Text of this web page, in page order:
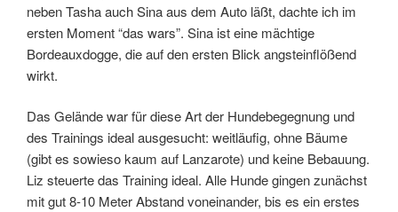
neben Tasha auch Sina aus dem Auto läßt, dachte ich im
ersten Moment “das wars”. Sina ist eine mächtige
Bordeauxdogge, die auf den ersten Blick angsteinflößend
wirkt.
Das Gelände war für diese Art der Hundebegegnung und
des Trainings ideal ausgesucht: weitläufig, ohne Bäume
(gibt es sowieso kaum auf Lanzarote) und keine Bebauung.
Liz steuerte das Training ideal. Alle Hunde gingen zunächst
mit gut 8-10 Meter Abstand voneinander, bis es ein erstes